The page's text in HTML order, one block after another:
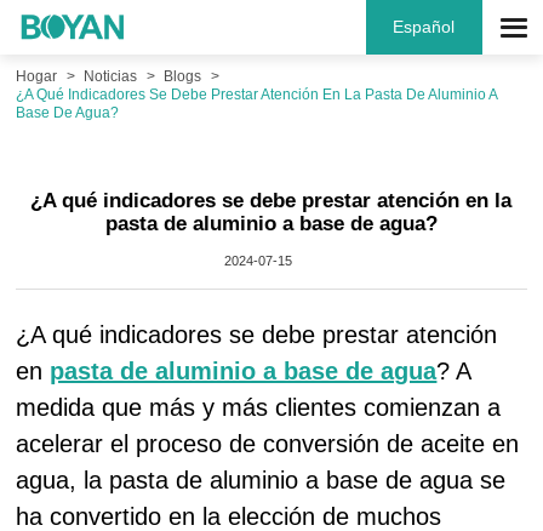
Español
Hogar Noticias
Blogs
¿A Qué Indicadores Se Debe Prestar Atención En La Pasta De Aluminio A
Base De Agua?
¿A qué indicadores se debe prestar atención en la
pasta de aluminio a base de agua?
2024-07-15
¿A qué indicadores se debe prestar atención
en pasta de aluminio a base de agua? A
medida que más y más clientes comienzan a
acelerar el proceso de conversión de aceite en
agua, la pasta de aluminio a base de agua se
ha convertido en la elección de muchos